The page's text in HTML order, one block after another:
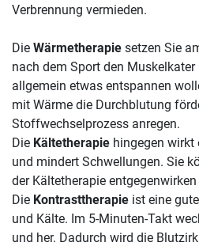
Verbrennung vermieden.
Die Wärmetherapie setzen Sie
nach dem Sport den
allgemein etwas entspannen
mit Wärme die Durchblutung
Stoffwechselprozess anregen.
Die Kältetherapie hingegen wirkt
und mindert Schwellungen. Sie
der Kältetherapie
Die Kontrasttherapie ist eine
und Kälte. Im 5-Minuten-Takt
und her. Dadurch wird die